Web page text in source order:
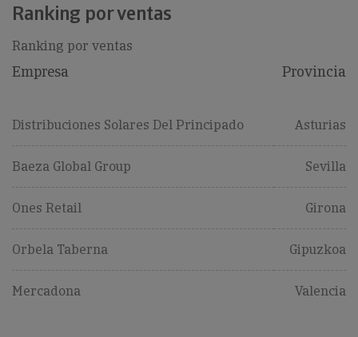
Ranking por ventas
Ranking por ventas
Empresa Provincia
Distribuciones Solares Del Principado Asturias
Baeza Global Group Sevilla
Ones Retail Girona
Orbela Taberna Gipuzkoa
Mercadona Valencia